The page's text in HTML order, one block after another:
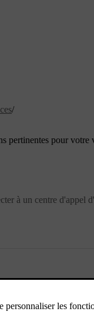
/
pertinentes pour votre
à un centre